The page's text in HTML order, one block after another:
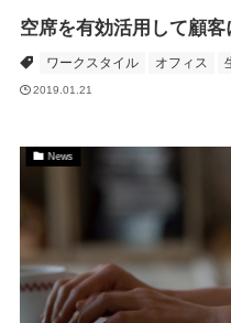
空席を有効活用して顧
ワークスタイル オフィス
2019.01.21
News